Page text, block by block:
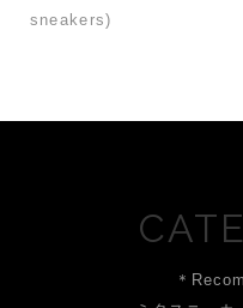
sneakers)
＊